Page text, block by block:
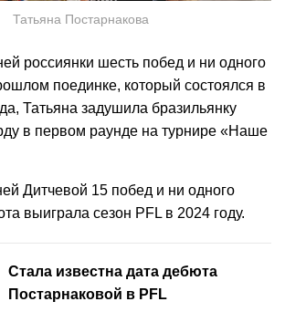
Татьяна Постарнакова
россиянки шесть побед и ни одного
поединке, который состоялся в
Татьяна задушила бразильянку
в первом раунде на турнире «Наше
Дитчевой 15 побед и ни одного
выиграла сезон PFL в 2024 году.
Стала известна дата дебюта
Постарнаковой в PFL